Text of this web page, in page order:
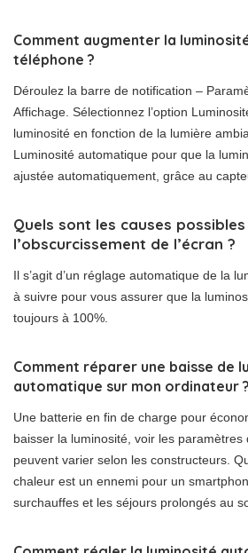
Comment augmenter la
téléphone ?
Déroulez la barre de notification –
Affichage. Sélectionnez l’option
luminosité en fonction de la lumière
Luminosité automatique pour que la
ajustée automatiquement, grâce au
Quels sont les causes
l’obscurcissement de l’écran ?
Il s’agit d’un réglage automatique de la
à suivre pour vous assurer que la
toujours à 100%.
Comment réparer une baisse de
automatique sur mon ordinateur ?
Une batterie en fin de charge pour
baisser la luminosité, voir les paramètres
peuvent varier selon les constructeurs.
chaleur est un ennemi pour un
surchauffes et les séjours prolongés au